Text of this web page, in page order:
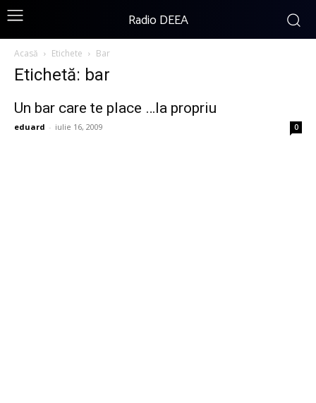
Radio DEEA
Acasă Etichete Bar
Etichetă: bar
Un bar care te place …la propriu
eduard - iulie 16, 2009 0